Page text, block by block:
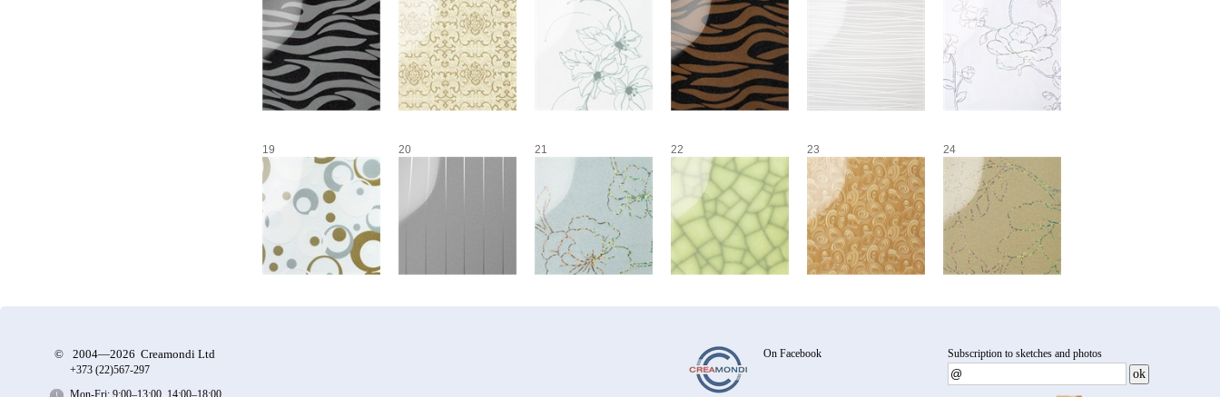
19 20 21 22 23 24
© 2004—2026 Creamondi Ltd
+373 (22)567-297
Mon-Fri: 9:00–13:00, 14:00–18:00
On Facebook Subscription to sketches and photos